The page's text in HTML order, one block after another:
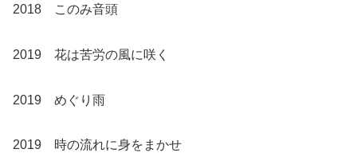
2018 このみ音頭
2019 花は苦労の風に咲く
2019 めぐり雨
2019 時の流れに身をまかせ